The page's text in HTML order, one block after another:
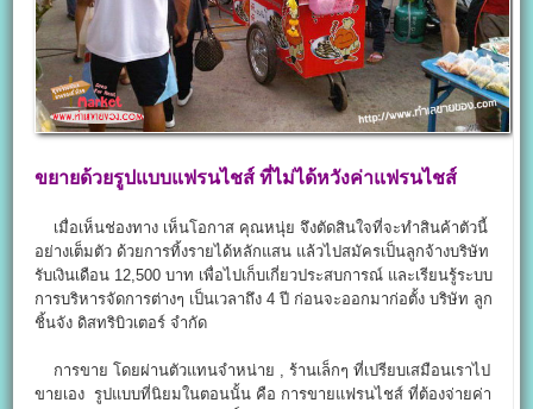
ขยายด้วยรูปแบบแฟรนไชส์ ที่ไม่ได้หวังค่าแฟรนไชส์
เมื่อเห็นช่องทาง เห็นโอกาส คุณหนุ่ย จึงตัดสินใจที่จะทำสินค้าตัวนี้
อย่างเต็มตัว ด้วยการทิ้งรายได้หลักแสน แล้วไปสมัครเป็นลูกจ้างบริษัท
รับเงินเดือน 12,500 บาท เพื่อไปเก็บเกี่ยวประสบการณ์ และเรียนรู้ระบบ
การบริหารจัดการต่างๆ เป็นเวลาถึง 4 ปี ก่อนจะออกมาก่อตั้ง บริษัท ลูก
ชิ้นจัง ดิสทริบิวเตอร์ จำกัด
การขาย โดยผ่านตัวแทนจำหน่าย , ร้านเล็กๆ ที่เปรียบเสมือนเราไป
ขายเอง รูปแบบที่นิยมในตอนนั้น คือ การขายแฟรนไชส์ ที่ต้องจ่ายค่า